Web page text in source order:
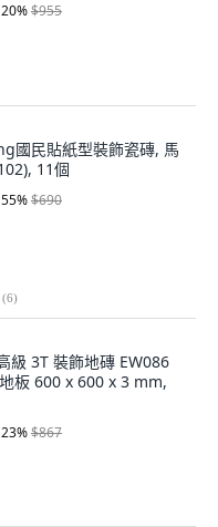
20%$955
國民貼紙型裝飾瓷磚, 馬
11個
55%$690
(6)
級 3T 裝飾地磚 EW086
板 600 x 600 x 3 mm,
23%$867